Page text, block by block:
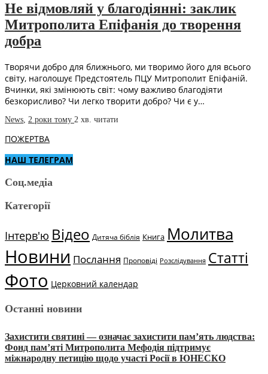
Не відмовляй у благодіянні: заклик
Митрополита Епіфанія до творення
добра
Творячи добро для ближнього, ми творимо його для всього
світу, наголошує Предстоятель ПЦУ Митрополит Епіфаній.
Вчинки, які змінюють світ: чому важливо благодіяти
безкорисливо? Чи легко творити добро? Чи є у…
News, 2 роки тому 2 хв. читати
ПОЖЕРТВА
НАШ ТЕЛЕГРАМ
Соц.медіа
Категорії
Інтерв'ю Відео Дитяча біблія Книга Молитва
Новини Послання Проповіді Розслідування Статті
Фото Церковний календар
Останні новини
Захистити святині — означає захистити пам’ять людства:
Фонд пам’яті Митрополита Мефодія підтримує
міжнародну петицію щодо участі Росії в ЮНЕСКО